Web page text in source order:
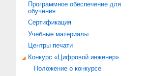
Программное обеспечение для
обучения
Сертификация
Учебные материалы
Центры печати
Конкурс «Цифровой инженер»
Положение о конкурсе